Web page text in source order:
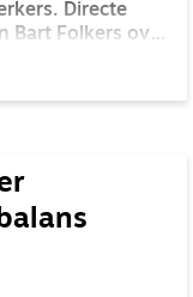
Directe
Bart Folkers over
toename
de soms